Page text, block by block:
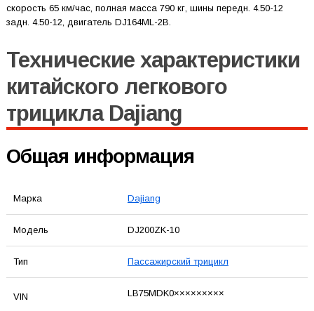
скорость 65 км/час, полная масса 790 кг, шины передн. 4.50-12
задн. 4.50-12, двигатель DJ164ML-2B.
Технические характеристики
китайского легкового
трицикла Dajiang
Общая информация
Марка Dajiang
Модель DJ200ZK-10
Тип Пассажирский трицикл
VIN LB75MDK0×××××××××